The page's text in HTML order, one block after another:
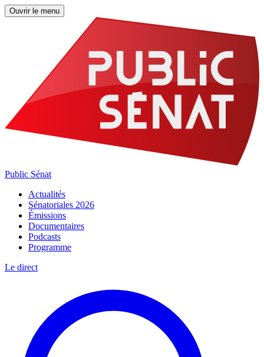
Ouvrir le menu
Public Sénat
Actualités
Sénatoriales 2026
Émissions
Documentaires
Podcasts
Programme
Le direct